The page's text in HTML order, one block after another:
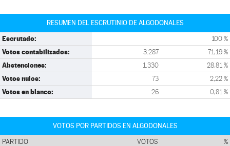
RESUMEN DEL ESCRUTINIO DE ALGODONALES
Escrutado: 100 %
Votos contabilizados: 3.287 71,19 %
Abstenciones: 1.330 28,81 %
Votos nulos: 73 2,22 %
Votos en blanco: 26 0,81 %
VOTOS POR PARTIDOS EN ALGODONALES
PARTIDO VOTOS %